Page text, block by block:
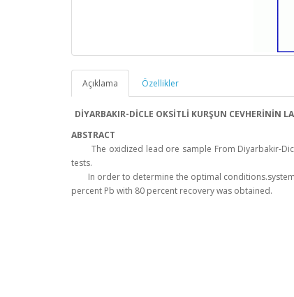
Açıklama Özellikler
DİYARBAKIR-DİCLE OKSİTLİ KURŞUN CEVHERİNİN
ABSTRACT
The oxidized lead ore sample From Diyarbakir-
tests.
In order to determine the optimal
percent Pb with 80 percent recovery was obtained.